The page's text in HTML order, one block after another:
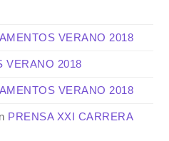
VERANO 2018
VERANO 2018
VERANO 2018
PRENSA XXI CARRERA